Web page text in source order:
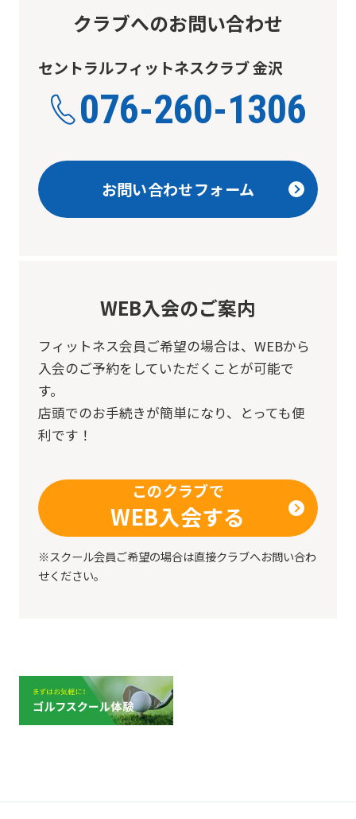
クラブへのお問い合わせ
セントラルフィットネスクラブ 金沢
076-260-1306
お問い合わせフォーム
WEB入会のご案内
フィットネス会員ご希望の場合は、 WEBから
入会のご予約をしていただくことが可能で
す。
店頭でのお手続きが簡単になり、とっても便
利です！
このクラブで
WEB入会する
※スクール会員ご希望の場合は直接クラブへお問い合わ
せください。